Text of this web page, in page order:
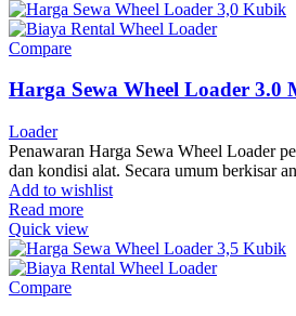
Compare
Harga Sewa Wheel Loader 3.0
Loader
Penawaran Harga Sewa Wheel Loader
dan kondisi alat. Secara umum berkisar
Add to wishlist
Read more
Quick view
Compare